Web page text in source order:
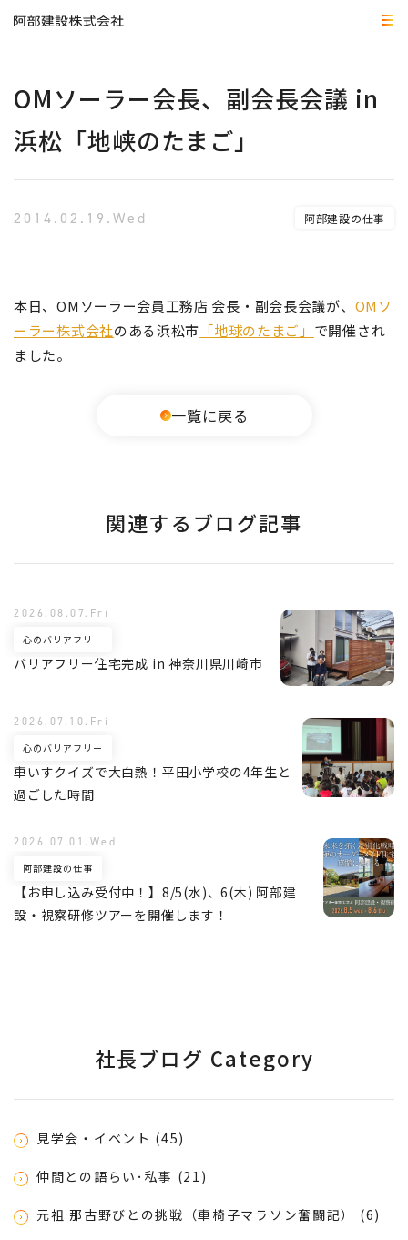
OMソーラー会長、副会長会議 in
浜松「地峡のたまご」
2014.02.19.Wed 阿部建設の仕事
本日、OMソーラー会員工務店 会長・副会長会議が、 OMソ
ーラー株式会社のある浜松市 「地球のたまご」 で開催され
ました。
一覧に戻る
関連するブログ記事
バリアフリー住宅完成 in 神奈川県川崎市
心のバリアフリー
2026.08.07.Fri
車いすクイズで大白熱！平田小学校の4年生と
過ごした時間
心のバリアフリー
2026.07.10.Fri
【お申し込み受付中！】8/5(水)、6(木) 阿部建
設・視察研修ツアーを開催します！
阿部建設の仕事
2026.07.01.Wed
社長ブログ Category
見学会・イベント (45)
仲間との語らい･私事 (21)
元祖 那古野びとの挑戦（車椅子マラソン奮闘記） (6)